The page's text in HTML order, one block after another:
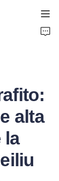
alta
la